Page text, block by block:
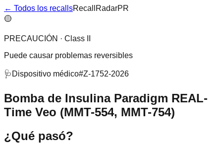
← Todos los recallsRecallRadarPR
🟡
PRECAUCIÓN · Class II
Puede causar problemas reversibles
🩺 Dispositivo médico#Z-1752-2026
Bomba de Insulina Paradigm REAL-
Time Veo (MMT-554, MMT-754)
¿Qué pasó?